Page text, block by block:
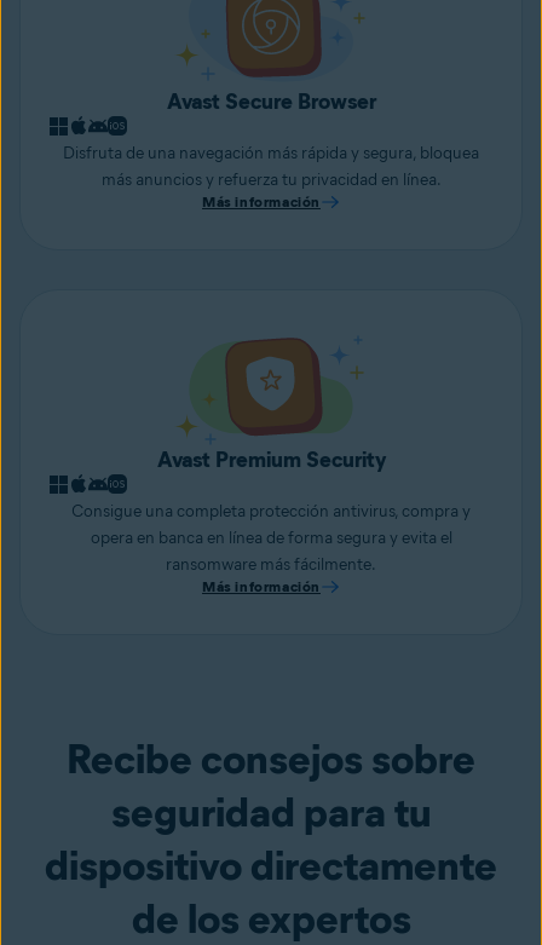
Avast Secure Browser
Disfruta de una navegación más rápida y segura, bloquea
más anuncios y refuerza tu privacidad en línea.
Más información
Avast Premium Security
Consigue una completa protección antivirus, compra y
opera en banca en línea de forma segura y evita el
ransomware más fácilmente.
Más información
Recibe consejos sobre
seguridad para tu
dispositivo directamente
de los expertos